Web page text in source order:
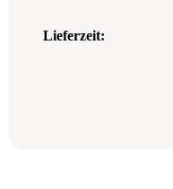
Lieferzeit: